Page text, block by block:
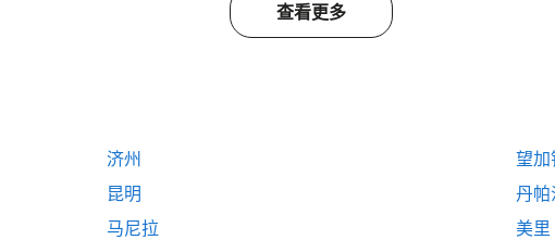
查看更多
济州
望加
昆明
丹帕
马尼拉
美里